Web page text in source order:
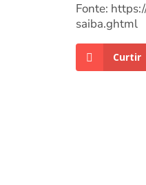
Fonte:
saiba.ghtml
Curtir